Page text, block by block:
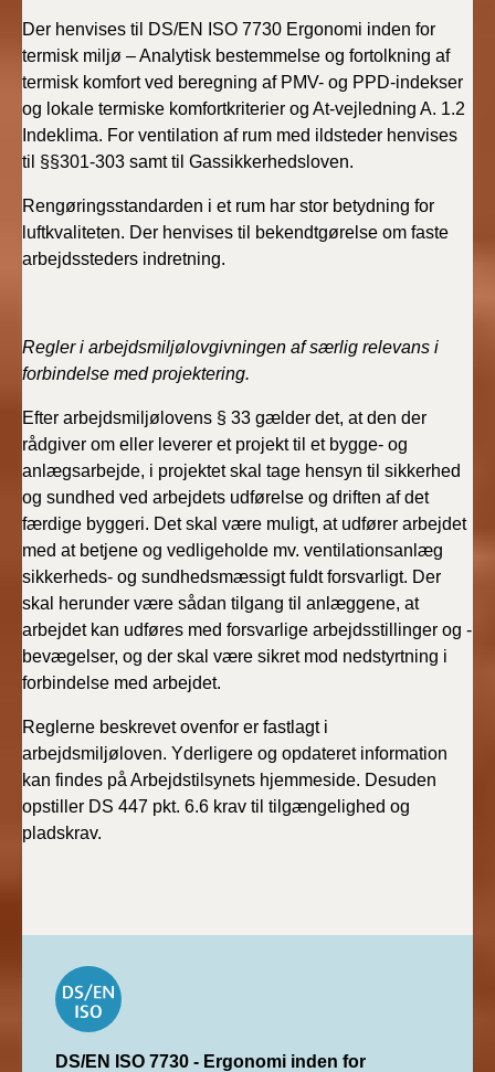
Der henvises til DS/EN ISO 7730 Ergonomi inden for
termisk miljø – Analytisk bestemmelse og fortolkning af
termisk komfort ved beregning af PMV- og PPD-indekser
og lokale termiske komfortkriterier og At-vejledning A. 1.2
Indeklima. For ventilation af rum med ildsteder henvises
til §§301-303 samt til Gassikkerhedsloven.
Rengøringsstandarden i et rum har stor betydning for
luftkvaliteten. Der henvises til bekendtgørelse om faste
arbejdssteders indretning.
Regler i arbejdsmiljølovgivningen af særlig relevans i
forbindelse med projektering.
Efter arbejdsmiljølovens § 33 gælder det, at den der
rådgiver om eller leverer et projekt til et bygge- og
anlægsarbejde, i projektet skal tage hensyn til sikkerhed
og sundhed ved arbejdets udførelse og driften af det
færdige byggeri. Det skal være muligt, at udfører arbejdet
med at betjene og vedligeholde mv. ventilationsanlæg
sikkerheds- og sundhedsmæssigt fuldt forsvarligt. Der
skal herunder være sådan tilgang til anlæggene, at
arbejdet kan udføres med forsvarlige arbejdsstillinger og -
bevægelser, og der skal være sikret mod nedstyrtning i
forbindelse med arbejdet.
Reglerne beskrevet ovenfor er fastlagt i
arbejdsmiljøloven. Yderligere og opdateret information
kan findes på Arbejdstilsynets hjemmeside. Desuden
opstiller DS 447 pkt. 6.6 krav til tilgængelighed og
pladskrav.
DS/EN ISO 7730 - Ergonomi inden for